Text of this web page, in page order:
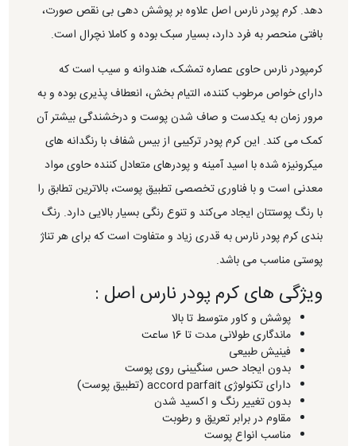
دهد. کرم پودر نارس اصل علاوه بر پوشش دهی بی نقص صورت،
بافتی منحصر به فرد دارد، بسیار سبک بوده و کاملا نچرال است.
کرمپودر نارس حاوی عصاره تمشک، هندوانه و سیب است که
دارای خواص مرطوب کننده، التیام بخش، انعطاف پذیری بوده و به
مرور زمان به یکدست و صاف شدن پوست و درخشندگی بیشتر آن
کمک می کند. این کرم پودر ترکیبی از بیس شفاف با رنگدانه های
میکرونیزه شده با اسید آمینه و پودرهای متعادل کننده حاوی مواد
معدنی است و با فناوری تخصصی تطبیق پوست، بالاترین تطابق را
با رنگ پوستتان ایجاد می‌کند و تنوع رنگی بسیار بالایی دارد. رنگ
بندی کرم پودر نارس به قدری زیاد و متفاوت است که برای هر تناژ
پوستی مناسب می باشد.
ویژگی های کرم پودر نارس اصل :
پوشش و کاور متوسط تا بالا
ماندگاری طولانی مدت تا 16 ساعت
فینیش طبیعی
بدون ایجاد حس سنگیبنی روی پوست
دارای تکنولوژی accord parfait (تطبیق پوست)
بدون تغییر رنگ و اکسید شدن
مقاوم در برابر تعریق و رطوبت
مناسب انواع پوست